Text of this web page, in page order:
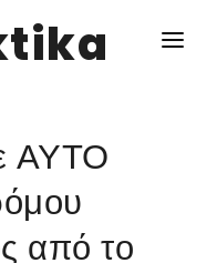
ΑΥΤΟ
από το